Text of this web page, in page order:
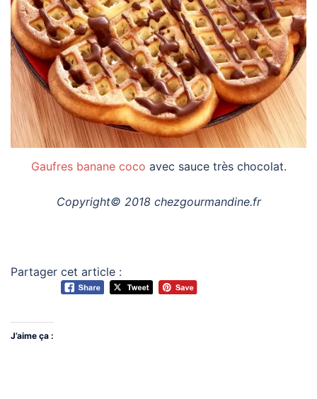
Gaufres banane coco avec sauce très chocolat.
Copyright© 2018 chezgourmandine.fr
Partager cet article :
J’aime ça :